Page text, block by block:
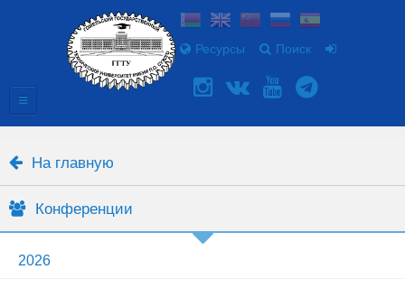
Ресурсы Поиск
На главную
Конференции
2026